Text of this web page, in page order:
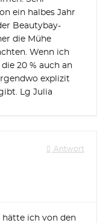
ein halbes Jahr
Beautybay-
die Mühe
Wenn ich
20 % auch an
explizit
Lg Julia
Antwort
hätte ich von den